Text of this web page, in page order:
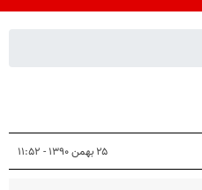
۲۵ بهمن ۱۳۹۰ - ۱۱:۵۲